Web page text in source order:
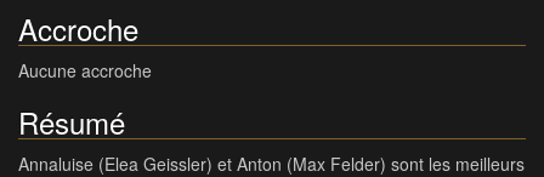
Accroche
Aucune accroche
Résumé
Annaluise (Elea Geissler) et Anton (Max Felder) sont les meilleurs